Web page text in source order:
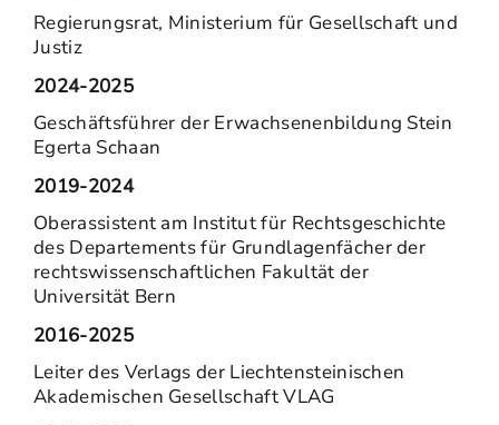
Regierungsrat, Ministerium für Gesellschaft und
Justiz
2024-2025
Geschäftsführer der Erwachsenenbildung Stein
Egerta Schaan
2019-2024
Oberassistent am Institut für Rechtsgeschichte
des Departements für Grundlagenfächer der
rechtswissenschaftlichen Fakultät der
Universität Bern
2016-2025
Leiter des Verlags der Liechtensteinischen
Akademischen Gesellschaft VLAG